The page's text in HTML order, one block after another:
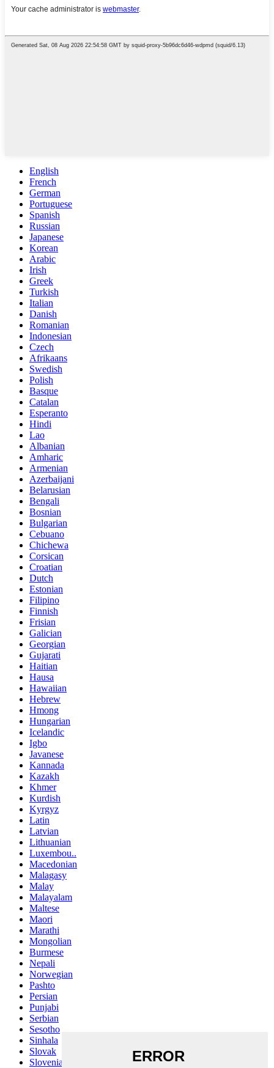
English
French
German
Portuguese
Spanish
Russian
Japanese
Korean
Arabic
Irish
Greek
Turkish
Italian
Danish
Romanian
Indonesian
Czech
Afrikaans
Swedish
Polish
Basque
Catalan
Esperanto
Hindi
Lao
Albanian
Amharic
Armenian
Azerbaijani
Belarusian
Bengali
Bosnian
Bulgarian
Cebuano
Chichewa
Corsican
Croatian
Dutch
Estonian
Filipino
Finnish
Frisian
Galician
Georgian
Gujarati
Haitian
Hausa
Hawaiian
Hebrew
Hmong
Hungarian
Icelandic
Igbo
Javanese
Kannada
Kazakh
Khmer
Kurdish
Kyrgyz
Latin
Latvian
Lithuanian
Luxembou..
Macedonian
Malagasy
Malay
Malayalam
Maltese
Maori
Marathi
Mongolian
Burmese
Nepali
Norwegian
Pashto
Persian
Punjabi
Serbian
Sesotho
Sinhala
Slovak
Slovenian